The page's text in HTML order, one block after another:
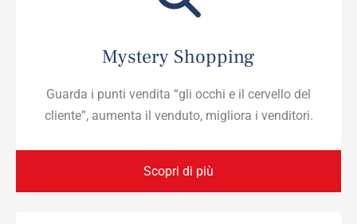
Mystery Shopping
Guarda i punti vendita “gli occhi e il cervello del
cliente”, aumenta il venduto, migliora i venditori.
Scopri di più